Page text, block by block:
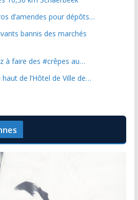
d’amendes pour dépôts…
bannis des marchés
à faire des #crêpes au…
de l’Hôtel de Ville de…